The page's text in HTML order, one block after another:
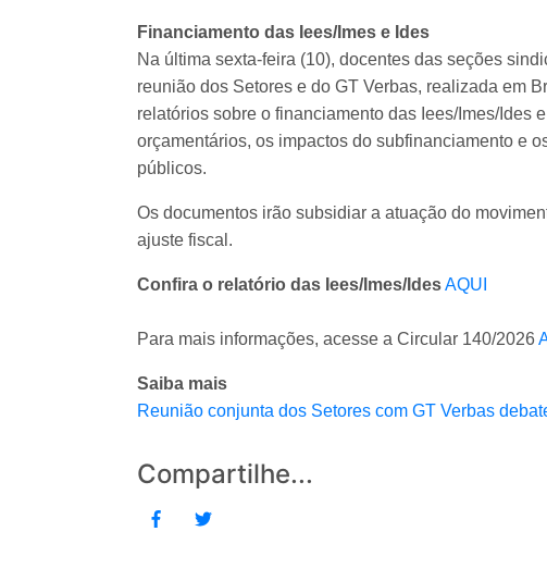
Financiamento das Iees/Imes e Ides
Na última sexta-feira (10), docentes das seções
reunião dos Setores e do GT Verbas, realizada em
relatórios sobre o financiamento das Iees/Imes/Ides
orçamentários, os impactos do subfinanciamento e
públicos.
Os documentos irão subsidiar a atuação do
ajuste fiscal.
Confira o relatório das Iees/Imes/IdesAQUI
Para mais informações, acesse a Circular 140/2026
Saiba mais
Reunião conjunta dos Setores com GT Verbas
Compartilhe...